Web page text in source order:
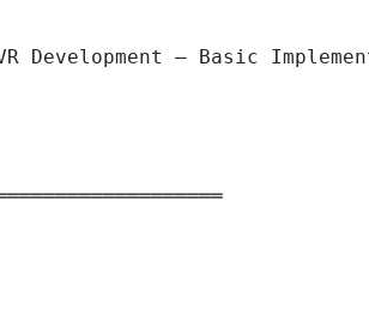
Development — Basic